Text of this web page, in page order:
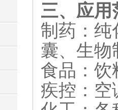
三、应用
制药：纯
囊、生
食品：饮
疾控：空